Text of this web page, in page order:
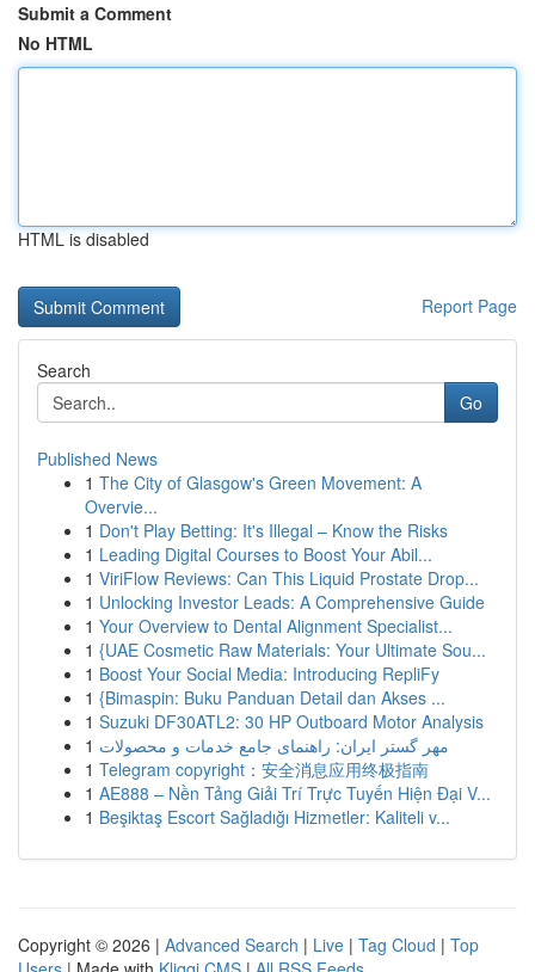
Submit a Comment
No HTML
HTML is disabled
Report Page
Search
Go
Published News
1 The City of Glasgow's Green Movement: A
Overvie...
1 Don't Play Betting: It's Illegal – Know the Risks
1 Leading Digital Courses to Boost Your Abil...
1 ViriFlow Reviews: Can This Liquid Prostate Drop...
1 Unlocking Investor Leads: A Comprehensive Guide
1 Your Overview to Dental Alignment Specialist...
1 {UAE Cosmetic Raw Materials: Your Ultimate Sou...
1 Boost Your Social Media: Introducing RepliFy
1 {Bimaspin: Buku Panduan Detail dan Akses ...
1 Suzuki DF30ATL2: 30 HP Outboard Motor Analysis
1 مهر گستر ایران: راهنمای جامع خدمات و محصولات
1 Telegram copyright：安全消息应用终极指南
1 AE888 – Nền Tảng Giải Trí Trực Tuyến Hiện Đại V...
1 Beşiktaş Escort Sağladığı Hizmetler: Kaliteli v...
Copyright © 2026 | Advanced Search | Live | Tag Cloud | Top